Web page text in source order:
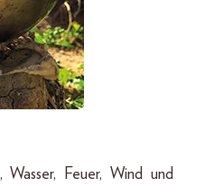
Feuer, Wind und